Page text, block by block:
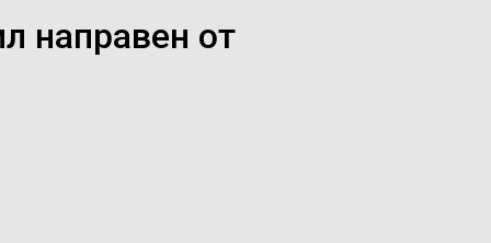
направен от